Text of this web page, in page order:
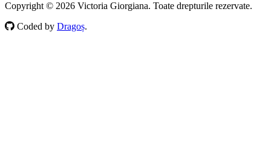
Copyright © 2026 Victoria Giorgiana. Toate drepturile rezervate.
Coded by Dragoș.